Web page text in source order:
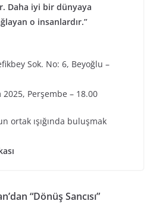
Daha iyi bir dünyaya
o insanlardır.”
Sok. No: 6, Beyoğlu –
2025, Perşembe – 18.00
ortak ışığında buluşmak
“Dönüş Sancısı”